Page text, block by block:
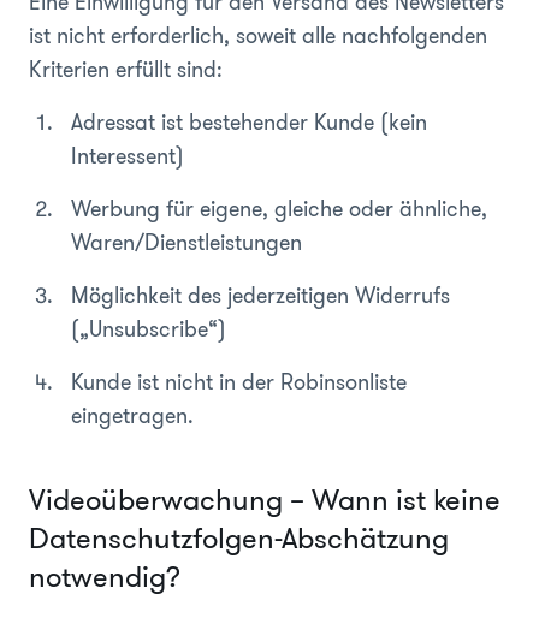
ist nicht erforderlich, soweit alle nachfolgenden
Kriterien erfüllt sind:
Adressat ist bestehender Kunde (kein
Interessent)
Werbung für eigene, gleiche oder ähnliche,
Waren/Dienstleistungen
Möglichkeit des jederzeitigen Widerrufs
(„Unsubscribe“)
Kunde ist nicht in der Robinsonliste
eingetragen.
Videoüberwachung – Wann ist keine
Datenschutzfolgen-Abschätzung
notwendig?